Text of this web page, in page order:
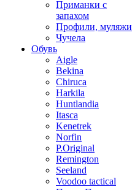
Приманки с
запахом
Профили, муляжи
Чучела
Обувь
Aigle
Bekina
Chiruсa
Harkila
Huntlandia
Itasca
Kenetrek
Norfin
P.Original
Remington
Seeland
Voodoo tactical